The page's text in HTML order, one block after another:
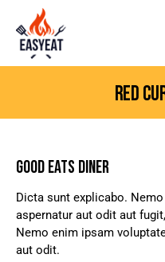
RED
GOOD EATS DINER
Dicta sunt explicabo.
aspernatur aut odit aut
Nemo enim ipsam
aut odit.